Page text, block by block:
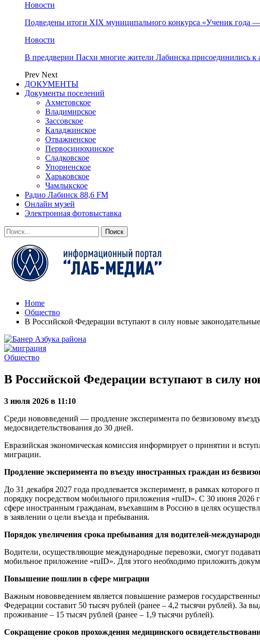
Новости
Подведены итоги XIX муниципального конкурса «Ученик года
Новости
В преддверии Пасхи многие жители Лабинска присоединились к
Prev Next
ДОКУМЕНТЫ
Документы поселений
Ахметовское
Владимирское
Зассовское
Каладжинское
Отважненское
Первосинюхинское
Сладковское
Упорненское
Харьковское
Чамлыкское
Радио Лабинск 88,6 FM
Онлайн музей
Электронная фотовыставка
Home
Общество
В Российской Федерации вступают в силу новые
Общество
В Российской Федерации вступают в силу
3 июля 2026 в 11:10
Среди нововведений — продление эксперимента по безвизовому
медосвидетельствования до 30 дней.
Евразийская экономическая комиссия информирует о принятии и
миграции.
Продление эксперимента по въезду иностранных граждан из
До 31 декабря 2027 года продлевается эксперимент, в рамках
порядку посредством мобильного приложения «ruID». С 30 июня 2026
сфере иностранным гражданам, въехавшим в Россию в целях
в заявлении о цели въезда и пребывания.
Порядок увеличения срока пребывания для водителей-
Водители, осуществляющие международные перевозки, смогут
мобильное приложение «ruID». Для этого необходимо приложить
Повышение пошлин в сфере миграции
Важным нововведением является повышение размеров
Федерации составит 50 тысяч рублей (ранее – 4,2 тысячи рублей). За
проживание – 15 тысяч рублей (ранее – 1,9 тысячи рублей).
Сокращение сроков прохождения медицинского